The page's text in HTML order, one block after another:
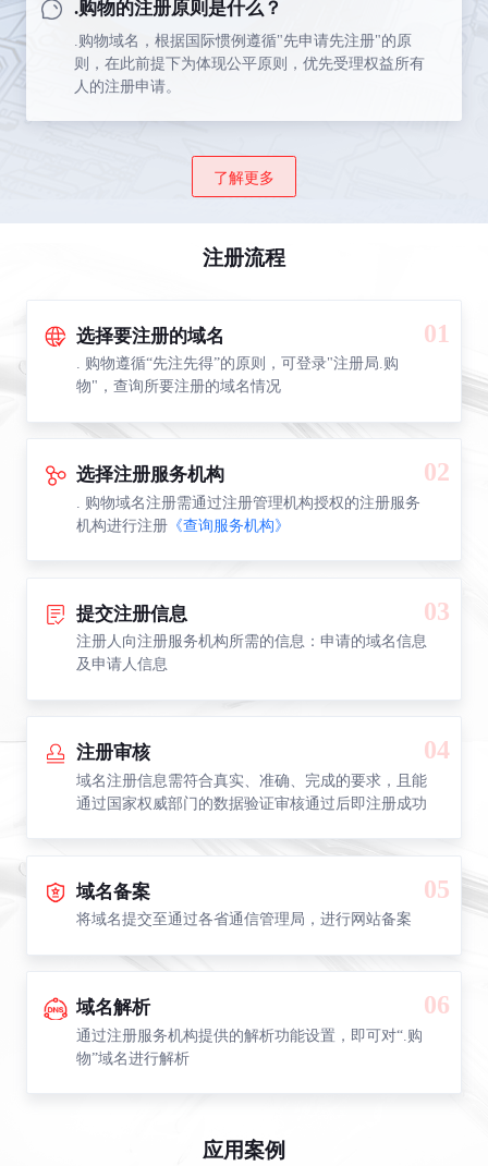
.购物的注册原则是什么？
.购物域名，根据国际惯例遵循"先申请先注册"的原
则，在此前提下为体现公平原则，优先受理权益所有
人的注册申请。
了解更多
注册流程
选择要注册的域名
. 购物遵循“先注先得”的原则，可登录"注册局.购
物"，查询所要注册的域名情况
01
选择注册服务机构
. 购物域名注册需通过注册管理机构授权的注册服务
机构进行注册 《查询服务机构》
02
提交注册信息
注册人向注册服务机构所需的信息：申请的域名信息
及申请人信息
03
注册审核
域名注册信息需符合真实、准确、完成的要求，且能
通过国家权威部门的数据验证审核通过后即注册成功
04
域名备案
将域名提交至通过各省通信管理局，进行网站备案
05
域名解析
通过注册服务机构提供的解析功能设置，即可对“.购
物”域名进行解析
06
应用案例